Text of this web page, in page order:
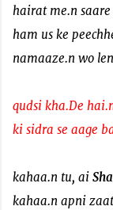
hairat me.n
ham us ke
namaaze.n wo
qudsi kha.De
ki sidra se aage
kahaa.n tu, ai
kahaa.n apni